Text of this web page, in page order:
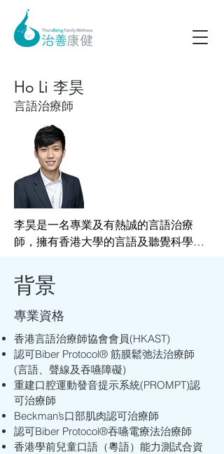
Ho Li 李昊
言語治療師
李昊是一名專業及有熱誠的言語治療
師，擁有香港大學的言語及聽覺科學學
風及臨床神經科學碩士課程。他在診
斷、治療和預防語音、語言、認知溝
通、聲音、吞嚥、流暢度和其他相關疾
病方面擁有2年以上的經驗。他熱衷於
幫助患者提高他們的溝通技巧和生活素
質，對象從兒童到成人。
李昊亦不斷通過專業發展課程擴展他的
知識，緊貼語言治療的最新研究、評估
及治療方法，讓他能運用不同知識為患
者制定適切的計劃，以助他們進步。
背景
專業資格
香港言語治療師協會會員(HKAST)
認可Biber Protocol®️ 筋膜鬆弛法治療師
(言語、聲線及吞嚥障礙)
重建口腔運動發音提示系統(PROMPT)認
可治療師
Beckman’s口部肌肉認可治療師
認可Biber Protocol®️吞嚥電療法治療師
香港學前兒童口語（粵語）能力測試合資